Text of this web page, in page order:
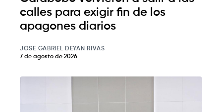
calles para exigir fin de los
apagones diarios
JOSE GABRIEL DEYAN RIVAS
7 de agosto de 2026